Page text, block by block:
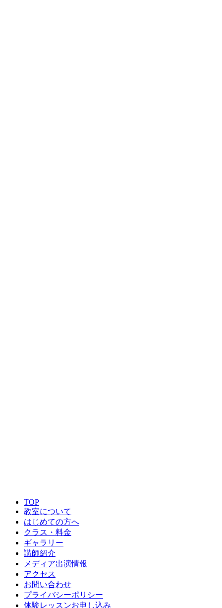
TOP
教室について
はじめての方へ
クラス・料金
ギャラリー
講師紹介
メディア出演情報
アクセス
お問い合わせ
プライバシーポリシー
体験レッスンお申し込み